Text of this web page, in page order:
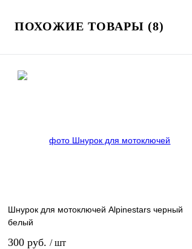
ПОХОЖИЕ ТОВАРЫ (8)
Шнурок для мотоключей Alpinestars черный
белый
300 руб. / шт